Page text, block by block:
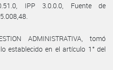
IPP 3.0.0.0, Fuente de
ADMINISTRATIVA, tomó
establecido en el artículo 1° del